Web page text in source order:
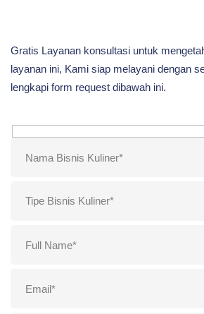
Gratis Layanan konsultasi untuk
layanan ini, Kami siap melayani dengan
lengkapi form request dibawah ini.